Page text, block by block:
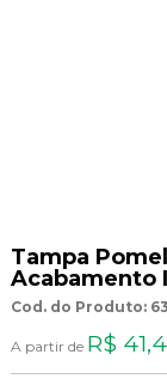
Tampa
Acabamento
Cod. do Produto:
A partir de R$